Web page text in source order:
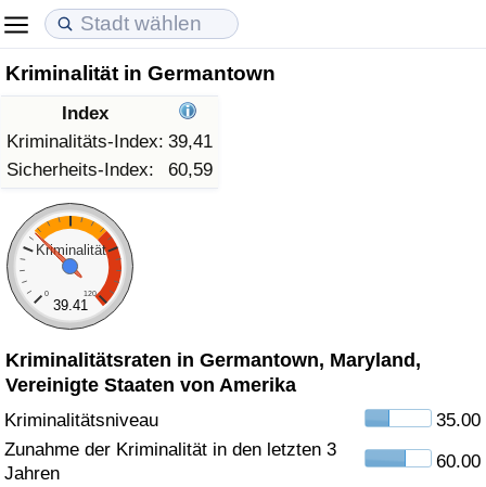
Kriminalität in Germantown
Index
Kriminalitäts-Index: 39,41
Sicherheits-Index:
60,59
Kriminalität
0 120
39.41
Kriminalitätsraten in Germantown, Maryland,
Vereinigte Staaten von Amerika
Kriminalitätsniveau
35.00
Zunahme der Kriminalität in den letzten 3
Jahren
60.00
Lebenshaltungskosten
Lebenshaltungskosten-Index (aktuell)
Lebenshaltungskosten-Index
Lebenshaltungskosten-Index nach Land
in Akaba
Immobilienpreise
Immobilienpreis-Index (aktuell)
Immobilienpreis-Index
Immobilienpreis-Index nach Land
Lebensqualität
Lebensqualität-Index
Lebensqualität-Index (aktuell)
Lebensqualitätsindex nach Land
Kriminalität
Kriminalitäts-Index (aktuell)
Kriminalitäts-Index
Kriminalitätsindex nach Land